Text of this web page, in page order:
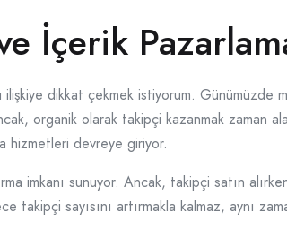
İçerik
dikkat çekmek istiyorum. Günümüzde
organik olarak takipçi kazanmak zaman
hizmetleri devreye giriyor.
imkanı sunuyor. Ancak, takipçi satın
sayısını artırmakla kalmaz, aynı